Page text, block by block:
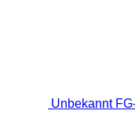
Unbekannt